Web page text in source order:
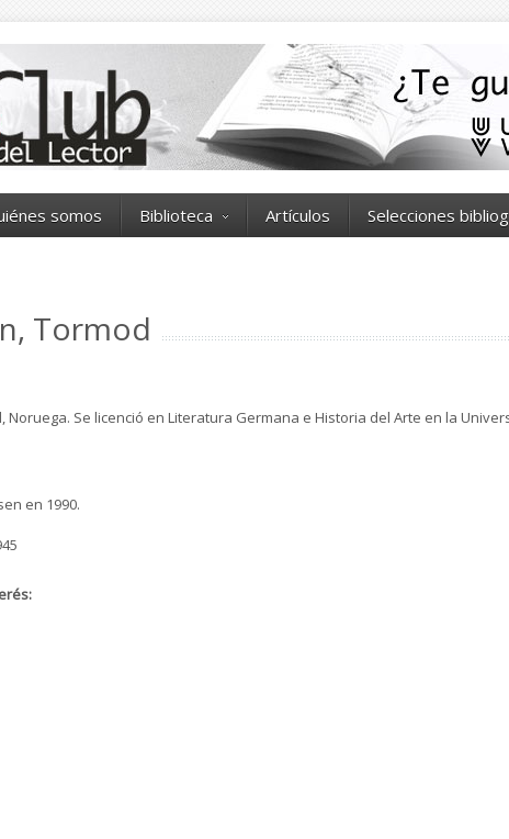
somos Biblioteca Artículos Selecciones
Tormod
Noruega. Se licenció en Literatura Germana e Historia del Arte en la
en 1990.